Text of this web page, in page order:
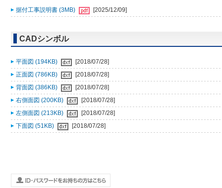
据付工事説明書 (3MB) [2025/12/09]
CADシンボル
平面図 (194KB)
[2018/07/28]
正面図 (786KB)
[2018/07/28]
背面図 (386KB)
[2018/07/28]
右側面図 (200KB)
[2018/07/28]
左側面図 (213KB)
[2018/07/28]
下面図 (51KB)
[2018/07/28]